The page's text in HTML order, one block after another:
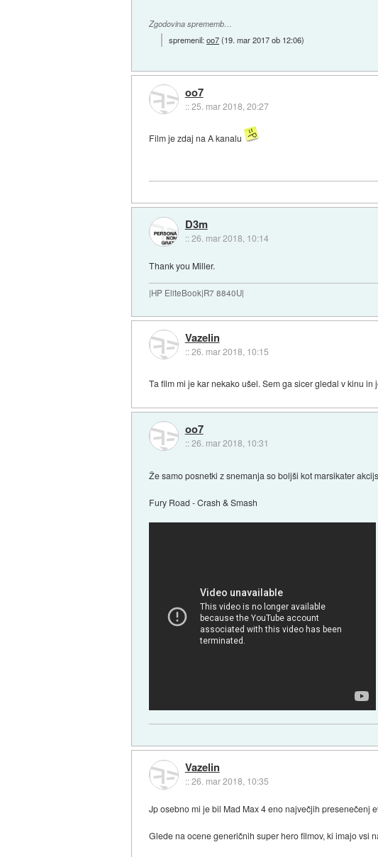
Zgodovina sprememb…
spremenil:oo7(19. mar 2017 ob 12:06)
oo7
::25. mar 2018, 20:27
Film je zdaj na A kanalu
D3m
::26. mar 2018, 10:14
Thank you Miller.
|HP EliteBook|R7 8840U|
Vazelin
::26. mar 2018, 10:15
Ta film mi je kar nekako ušel. Sem ga sicer gledal v kinu
oo7
::26. mar 2018, 10:31
Že samo posnetki z snemanja so boljši kot marsikater
Fury Road - Crash & Smash
Vazelin
::26. mar 2018, 10:35
Jp osebno mi je bil Mad Max 4 eno največjih presenečenj
Glede na ocene generičnih super hero filmov, ki imajo vsi